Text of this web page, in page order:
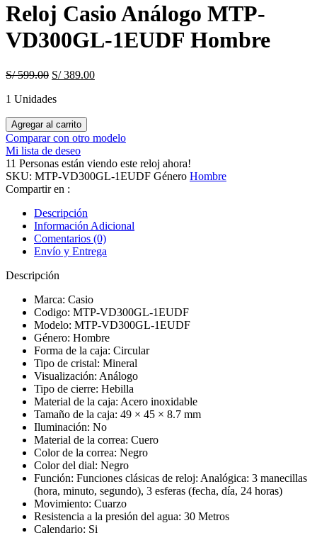
Reloj Casio Análogo MTP-
VD300GL-1EUDF Hombre
S/599.00 Original
was:
S/389.00Current
1 Unidades
Reloj
Casio
Análogo
MTP-
VD300GL-
1EUDF
Hombre
quantity
Agregar al carrito
Comparar con otro modelo
Mi lista de deseo
11 Personas están viendo este reloj ahora!
SKU: MTP-VD300GL-1EUDF Género Hombre
Compartir en :
Descripción
Información Adicional
Comentarios (0)
Envío y Entrega
Descripción
Marca: Casio
Codigo: MTP-VD300GL-1EUDF
Modelo: MTP-VD300GL-1EUDF
Género: Hombre
Forma de la caja: Circular
Tipo de cristal: Mineral
Visualización: Análogo
Tipo de cierre: Hebilla
Material de la caja: Acero inoxidable
Tamaño de la caja: 49 × 45 × 8.7 mm
Iluminación: No
Material de la correa: Cuero
Color de la correa: Negro
Color del dial: Negro
Función: Funciones clásicas de reloj: Analógica: 3 manecillas
(hora, minuto, segundo), 3 esferas (fecha, día, 24 horas)
Movimiento: Cuarzo
Resistencia a la presión del agua: 30 Metros
Calendario: Si